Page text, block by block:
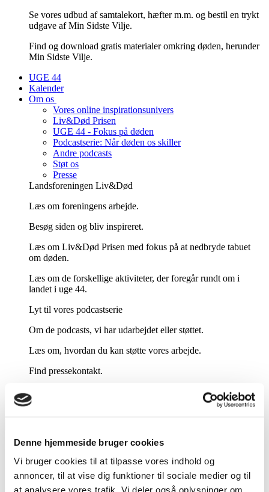
Denne hjemmeside bruger cookies
Vi bruger cookies til at tilpasse vores indhold og
annoncer, til at vise dig funktioner til sociale medier og til
at analysere vores trafik. Vi deler også oplysninger om
Se vores udbud af samtalekort, hæfter m.m. og bestil en trykt
udgave af Min Sidste Vilje.
Find og download gratis materialer omkring døden, herunder
Min Sidste Vilje.
UGE 44
Kalender
Om os
Vores online inspirationsunivers
Liv&Død Prisen
UGE 44 - Fokus på døden
Podcastserie: Når døden os skiller
Andre podcasts
Støt os
Presse
Landsforeningen Liv&Død
Læs om foreningens arbejde.
Besøg siden og bliv inspireret.
Læs om Liv&Død Prisen med fokus på at nedbryde tabuet
om døden.
Læs om de forskellige aktiviteter, der foregår rundt om i
landet i uge 44.
Lyt til vores podcastserie
Om de podcasts, vi har udarbejdet eller støttet.
Læs om, hvordan du kan støtte vores arbejde.
Find pressekontakt.
Forside Bogoversigt //
Livets afslutning – behandling, pleje og
omsorg